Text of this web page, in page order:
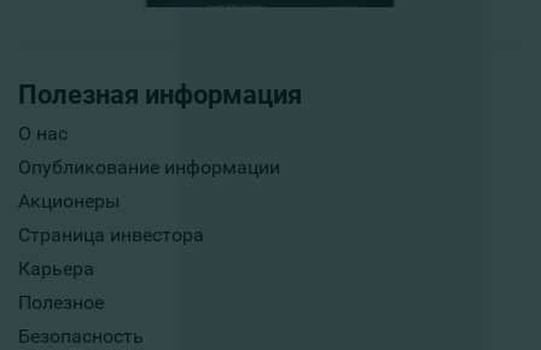
Полезная информация
О нас
Опубликование информации
Акционеры
Страница инвестора
Карьера
Полезное
Безопасность